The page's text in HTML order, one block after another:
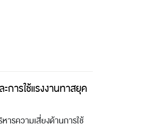
การใช้แรงงานทาสยุค
ารความเสี่ยงด้านการใช้